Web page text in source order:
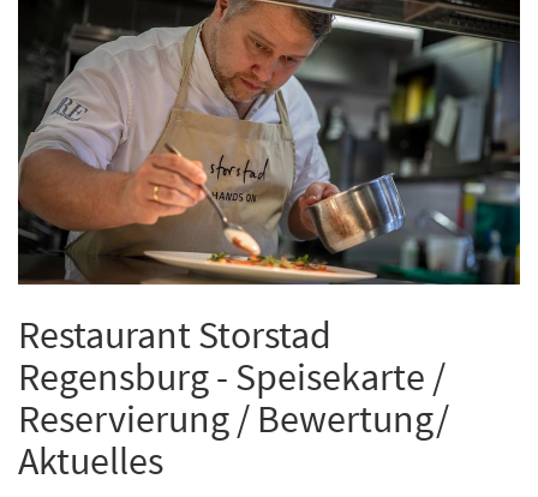
Restaurant Storstad
Regensburg - Speisekarte /
Reservierung / Bewertung/
Aktuelles